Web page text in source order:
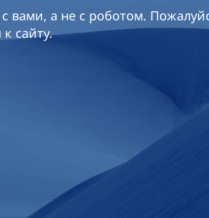
вами, а не с роботом.
сайту.